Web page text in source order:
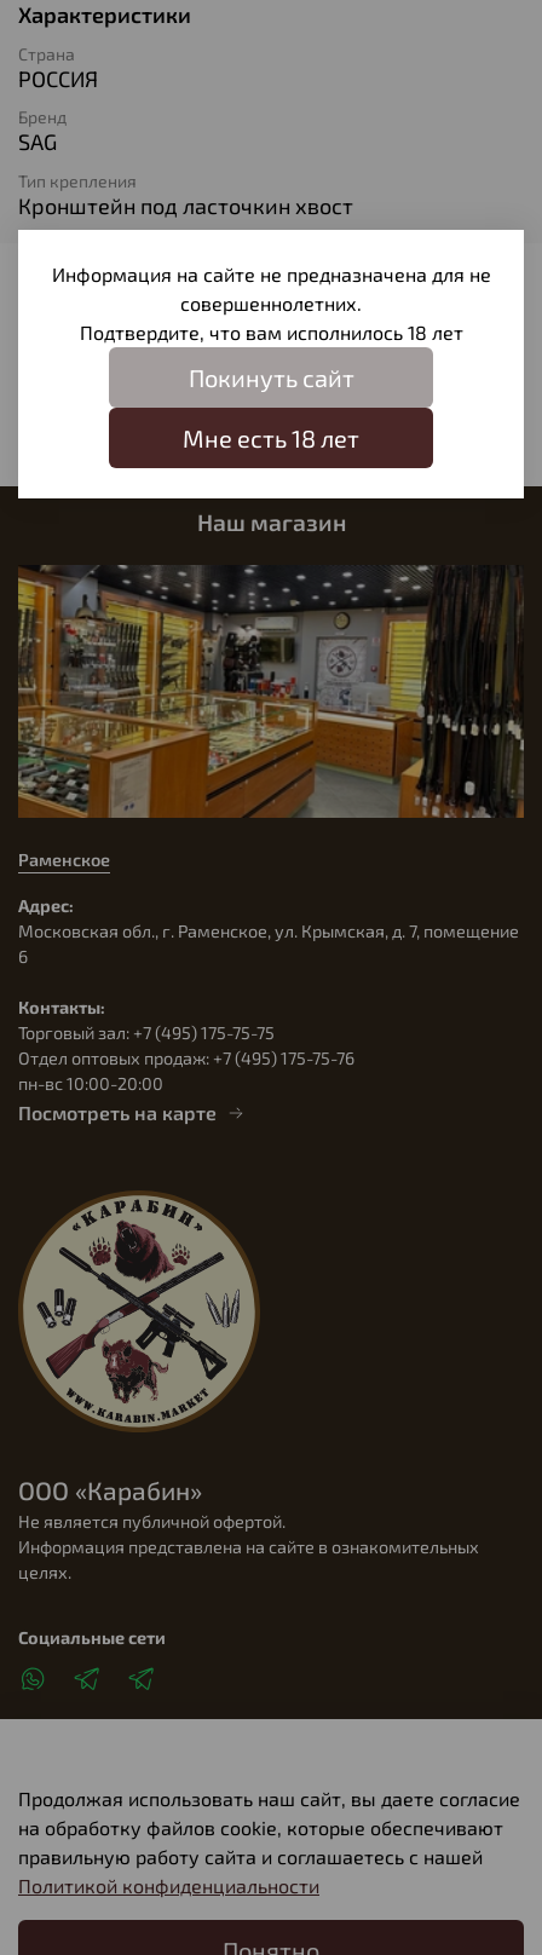
Характеристики
Страна
РОССИЯ
Бренд
SAG
Тип крепления
Кронштейн под ласточкин хвост
Отзывы
Отзывов еще никто не оставлял
Наш магазин
Раменское
Адрес:
Московская обл., г. Раменское, ул. Крымская, д. 7, помещение
6
Контакты:
Торговый зал: +7 (495) 175-75-75
Отдел оптовых продаж: +7 (495) 175-75-76
пн-вс 10:00-20:00
Посмотреть на карте
Клиентам
О компании
ООО «Карабин»
Не является публичной офертой.
Информация представлена на сайте в ознакомительных
целях.
Социальные сети
Продолжая использовать наш сайт, вы даете согласие
на обработку файлов cookie, которые обеспечивают
правильную работу сайта и соглашаетесь с нашей
Политикой конфиденциальности
Информация на сайте не предназначена для не
совершеннолетних.
Подтвердите, что вам исполнилось 18 лет
Покинуть сайт
Мне есть 18 лет